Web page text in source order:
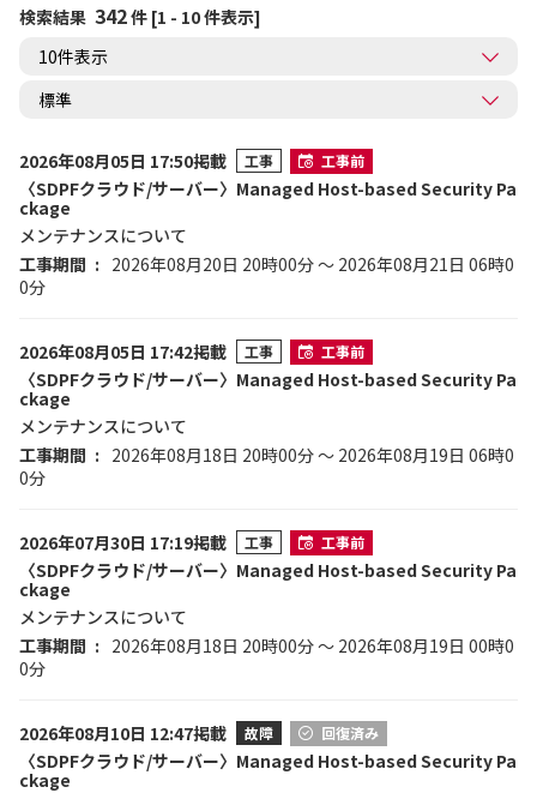
検索結果 342件 [1 - 10 件表示]
2026年08月05日 17:50掲載 工事 工事前
〈SDPFクラウド/サーバー〉Managed Host-based Security Pa
ckage
メンテナンスについて
工事期間
2026年08月20日 20時00分 ～ 2026年08月21日 06時0
0分
2026年08月05日 17:42掲載 工事 工事前
〈SDPFクラウド/サーバー〉Managed Host-based Security Pa
ckage
メンテナンスについて
工事期間
2026年08月18日 20時00分 ～ 2026年08月19日 06時0
0分
2026年07月30日 17:19掲載 工事 工事前
〈SDPFクラウド/サーバー〉Managed Host-based Security Pa
ckage
メンテナンスについて
工事期間
2026年08月18日 20時00分 ～ 2026年08月19日 00時0
0分
2026年08月10日 12:47掲載 故障 回復済み
〈SDPFクラウド/サーバー〉Managed Host-based Security Pa
ckage